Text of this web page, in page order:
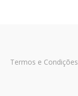
Termos e Condições